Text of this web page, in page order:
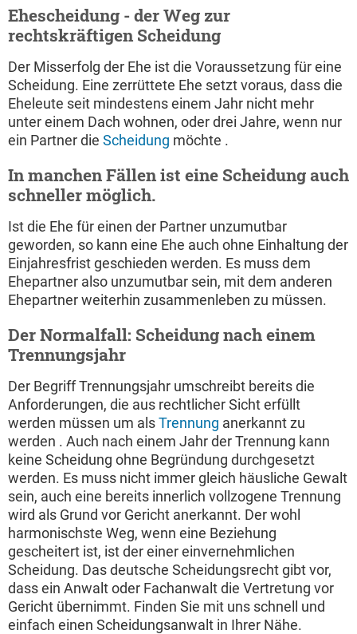
Ehescheidung - der Weg zur
rechtskräftigen Scheidung
Der Misserfolg der Ehe ist die Voraussetzung für eine
Scheidung. Eine zerrüttete Ehe setzt voraus, dass die
Eheleute seit mindestens einem Jahr nicht mehr
unter einem Dach wohnen, oder drei Jahre, wenn nur
ein Partner die Scheidung möchte .
In manchen Fällen ist eine Scheidung auch
schneller möglich.
Ist die Ehe für einen der Partner unzumutbar
geworden, so kann eine Ehe auch ohne Einhaltung der
Einjahresfrist geschieden werden. Es muss dem
Ehepartner also unzumutbar sein, mit dem anderen
Ehepartner weiterhin zusammenleben zu müssen.
Der Normalfall: Scheidung nach einem
Trennungsjahr
Der Begriff Trennungsjahr umschreibt bereits die
Anforderungen, die aus rechtlicher Sicht erfüllt
werden müssen um alsTrennung anerkannt zu
werden . Auch nach einem Jahr der Trennung kann
keine Scheidung ohne Begründung durchgesetzt
werden. Es muss nicht immer gleich häusliche Gewalt
sein, auch eine bereits innerlich vollzogene Trennung
wird als Grund vor Gericht anerkannt. Der wohl
harmonischste Weg, wenn eine Beziehung
gescheitert ist, ist der einer einvernehmlichen
Scheidung. Das deutsche Scheidungsrecht gibt vor,
dass ein Anwalt oder Fachanwalt die Vertretung vor
Gericht übernimmt. Finden Sie mit uns schnell und
einfach einen Scheidungsanwalt in Ihrer Nähe.